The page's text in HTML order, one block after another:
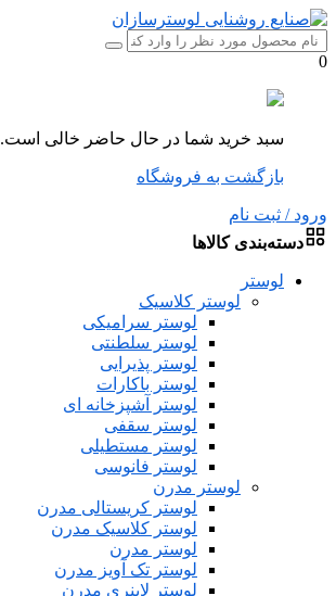
0
سبد خرید شما در حال حاضر خالی است.
بازگشت به فروشگاه
ورود / ثبت نام
دسته‌بندی کالاها
لوستر
لوستر کلاسیک
لوستر سرامیکی
لوستر سلطنتی
لوستر پذیرایی
لوستر باکارات
لوستر آشپزخانه ای
لوستر سقفی
لوستر مستطیلی
لوستر فانوسی
لوستر مدرن
لوستر کریستالی مدرن
لوستر کلاسیک مدرن
لوستر مدرن
لوستر تک آویز مدرن
لوستر لاینری مدرن